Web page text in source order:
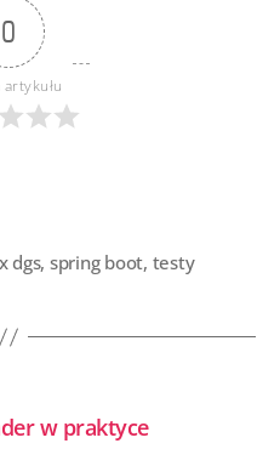
0
dgs, spring boot, testy
w praktyce